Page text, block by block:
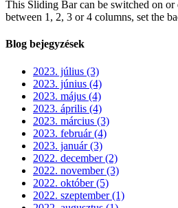
This Sliding Bar can be switched on
between 1, 2, 3 or 4 columns, set the
Blog bejegyzések
2023. július (3)
2023. június (4)
2023. május (4)
2023. április (4)
2023. március (3)
2023. február (4)
2023. január (3)
2022. december (2)
2022. november (3)
2022. október (5)
2022. szeptember (1)